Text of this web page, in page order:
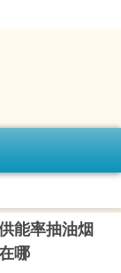
能率抽油烟
哪